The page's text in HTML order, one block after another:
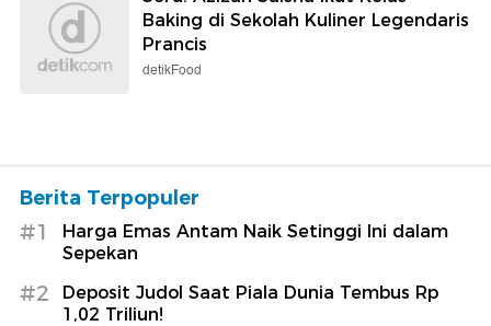
Baking di Sekolah Kuliner Legendaris
Prancis
detikFood
Berita Terpopuler
#1
Harga Emas Antam Naik Setinggi Ini dalam
Sepekan
#2
Deposit Judol Saat Piala Dunia Tembus Rp
1,02 Triliun!